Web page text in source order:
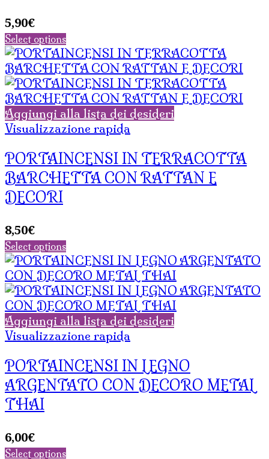
5,90€
Select options
Aggiungi alla lista dei desideri
Visualizzazione rapida
PORTAINCENSI IN TERRACOTTA
BARCHETTA CON RATTAN E
DECORI
8,50€
Select options
Aggiungi alla lista dei desideri
Visualizzazione rapida
PORTAINCENSI IN LEGNO
ARGENTATO CON DECORO METAL
THAI
6,00€
Select options